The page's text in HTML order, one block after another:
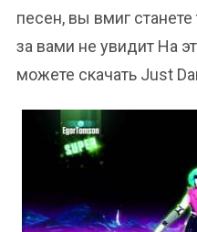
песен, вы вмиг станете
за вами не увидит На
можете скачать Just